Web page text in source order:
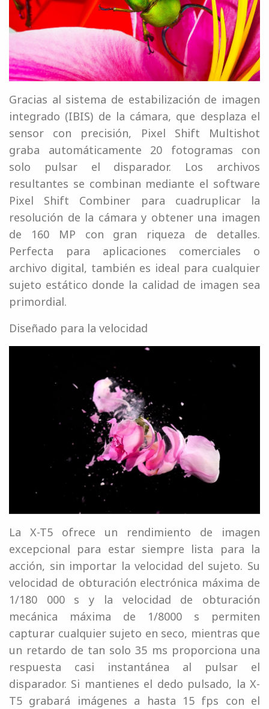
Gracias al sistema de estabilización de imagen
integrado (IBIS) de la cámara, que desplaza el
sensor con precisión, Pixel Shift Multishot
graba automáticamente 20 fotogramas con
solo pulsar el disparador. Los archivos
resultantes se combinan mediante el software
Pixel Shift Combiner para cuadruplicar la
resolución de la cámara y obtener una imagen
de 160 MP con gran riqueza de detalles.
Perfecta para aplicaciones comerciales o
archivo digital, también es ideal para cualquier
sujeto estático donde la calidad de imagen sea
primordial.
Diseñado para la velocidad
La X-T5 ofrece un rendimiento de imagen
excepcional para estar siempre lista para la
acción, sin importar la velocidad del sujeto. Su
velocidad de obturación electrónica máxima de
1/180 000 s y la velocidad de obturación
mecánica máxima de 1/8000 s permiten
capturar cualquier sujeto en seco, mientras que
un retardo de tan solo 35 ms proporciona una
respuesta casi instantánea al pulsar el
disparador. Si mantienes el dedo pulsado, la X-
T5 grabará imágenes a hasta 15 fps con el